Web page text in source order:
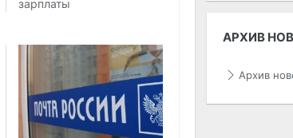
зарплаты
АРХИВ
Архив